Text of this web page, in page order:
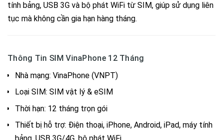
tính bảng, USB 3G và bộ phát WiFi từ SIM, giúp sử dụng liên
tục mà không cần gia hạn hàng tháng.
Thông Tin SIM VinaPhone 12 Tháng
Nhà mạng: VinaPhone (VNPT)
Loại SIM: SIM vật lý & eSIM
Thời hạn: 12 tháng trọn gói
Thiết bị hỗ trợ: Điện thoại, iPhone, Android, iPad, máy tính